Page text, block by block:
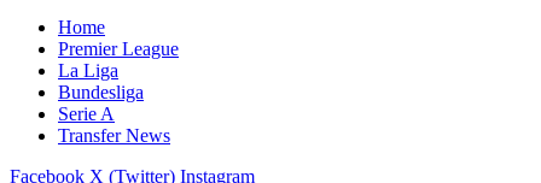
Home
Premier League
La Liga
Bundesliga
Serie A
Transfer News
Facebook X (Twitter) Instagram